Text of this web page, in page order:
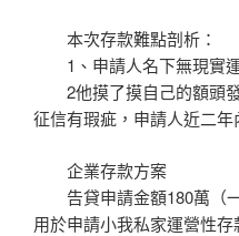
本次存款難點剖析：
1、申請人名下無現實運
2他摸了摸自己的額頭發
征信有瑕疵，申請人近二年
企業存款方案
告貸申請金額180萬（
用於申請小我私家運營性